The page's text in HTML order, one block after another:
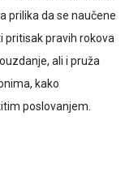
prilika da se naučene
pritisak pravih rokova
ali i pruža
kako
poslovanjem.